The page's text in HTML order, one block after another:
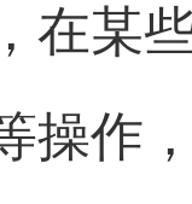
在某
操作